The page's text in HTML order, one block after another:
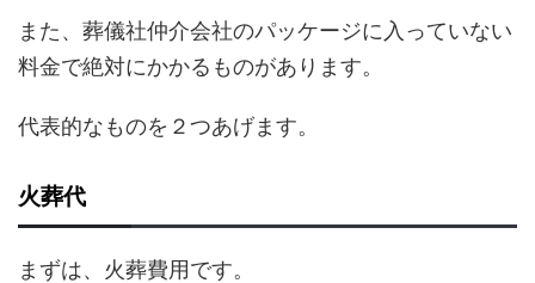
また、葬儀社仲介会社のパッケージに入っていない
料金で絶対にかかるものがあります。
代表的なものを２つあげます。
火葬代
まずは、火葬費用です。